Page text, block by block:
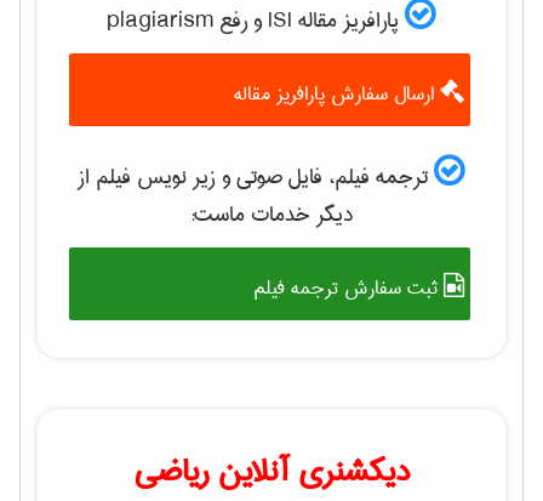
پارافریز مقاله ISI و رفع plagiarism
ارسال سفارش پارافریز مقاله
ترجمه فیلم، فایل صوتی و زیر نویس فیلم از
دیگر خدمات ماست:
ثبت سفارش ترجمه فیلم
دیکشنری آنلاین ریاضی